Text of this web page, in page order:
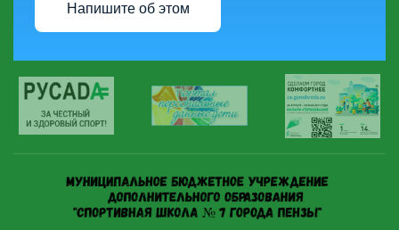
Напишите об этом